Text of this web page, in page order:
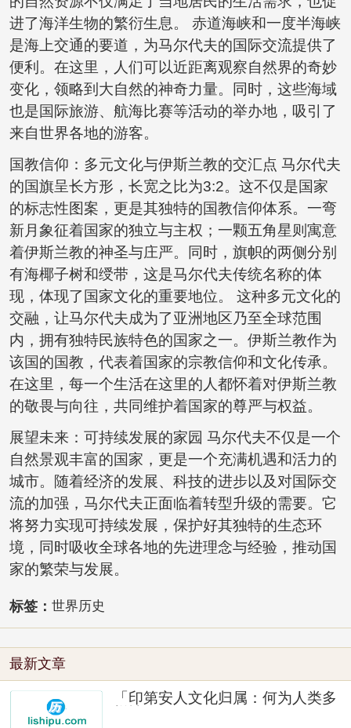
进了海洋生物的繁衍生息。 赤道海峡和一度半海峡
是海上交通的要道，为马尔代夫的国际交流提供了
便利。在这里，人们可以近距离观察自然界的奇妙
变化，领略到大自然的神奇力量。同时，这些海域
也是国际旅游、航海比赛等活动的举办地，吸引了
来自世界各地的游客。
国教信仰：多元文化与伊斯兰教的交汇点 马尔代夫
的国旗呈长方形，长宽之比为3:2。这不仅是国家
的标志性图案，更是其独特的国教信仰体系。一弯
新月象征着国家的独立与主权；一颗五角星则寓意
着伊斯兰教的神圣与庄严。同时，旗帜的两侧分别
有海椰子树和绶带，这是马尔代夫传统名称的体
现，体现了国家文化的重要地位。 这种多元文化的
交融，让马尔代夫成为了亚洲地区乃至全球范围
内，拥有独特民族特色的国家之一。伊斯兰教作为
该国的国教，代表着国家的宗教信仰和文化传承。
在这里，每一个生活在这里的人都怀着对伊斯兰教
的敬畏与向往，共同维护着国家的尊严与权益。
展望未来：可持续发展的家园 马尔代夫不仅是一个
自然景观丰富的国家，更是一个充满机遇和活力的
城市。随着经济的发展、科技的进步以及对国际交
流的加强，马尔代夫正面临着转型升级的需要。它
将努力实现可持续发展，保护好其独特的生态环
境，同时吸收全球各地的先进理念与经验，推动国
家的繁荣与发展。
标签： 世界历史
最新文章
「印第安人文化归属：何为人类多